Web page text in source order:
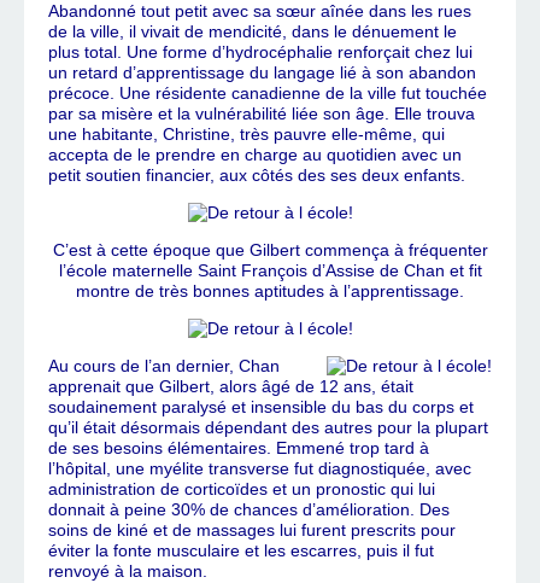
Abandonné tout petit avec sa sœur aînée dans les rues
de la ville, il vivait de mendicité, dans le dénuement le
plus total. Une forme d’hydrocéphalie renforçait chez lui
un retard d’apprentissage du langage lié à son abandon
précoce. Une résidente canadienne de la ville fut touchée
par sa misère et la vulnérabilité liée son âge. Elle trouva
une habitante, Christine, très pauvre elle-même, qui
accepta de le prendre en charge au quotidien avec un
petit soutien financier, aux côtés des ses deux enfants.
C’est à cette époque que Gilbert commença à fréquenter
l’école maternelle Saint François d’Assise de Chan et fit
montre de très bonnes aptitudes à l’apprentissage.
Au cours de l’an dernier, Chan
apprenait que Gilbert, alors âgé de 12 ans, était
soudainement paralysé et insensible du bas du corps et
qu’il était désormais dépendant des autres pour la plupart
de ses besoins élémentaires. Emmené trop tard à
l’hôpital, une myélite transverse fut diagnostiquée, avec
administration de corticoïdes et un pronostic qui lui
donnait à peine 30% de chances d’amélioration. Des
soins de kiné et de massages lui furent prescrits pour
éviter la fonte musculaire et les escarres, puis il fut
renvoyé à la maison.